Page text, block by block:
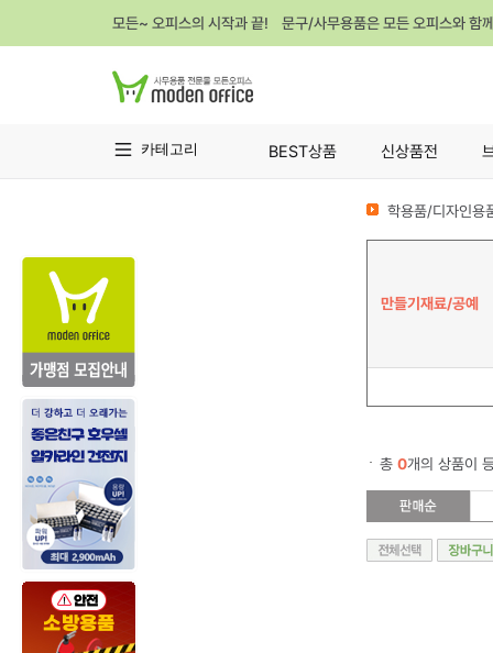
모든~ 오피스의 시작과 끝! 문구/사무용품은 모든 오피스와 함
카테고리 BEST상품 신상품전
학용품/디자인용
만들기재료/공예
총 0개의 상품이